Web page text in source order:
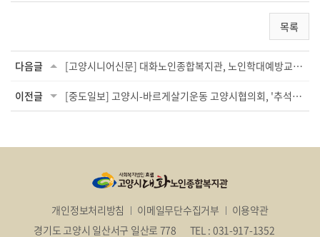
목록
다음글 [고양시니어신문] 대화노인종합복지관, 노인학대예방교육 진행
이전글 [중도일보] 고양시-바르게살기운동 고양시협의회, '추석맞이 온기나눔 캠페인'
개인정보처리방침 이메일무단수집거부
이용약관
경기도 고양시 일산서구 일산로 778
TEL : 031-917-1352